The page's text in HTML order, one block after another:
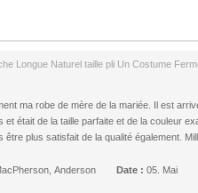
Longue Naturel taille pli Un Costume
ma robe de mère de la mariée. Il est
et était de la taille parfaite et de la couleur
être plus satisfait de la qualité également.
Anderson Date : 05. Mai